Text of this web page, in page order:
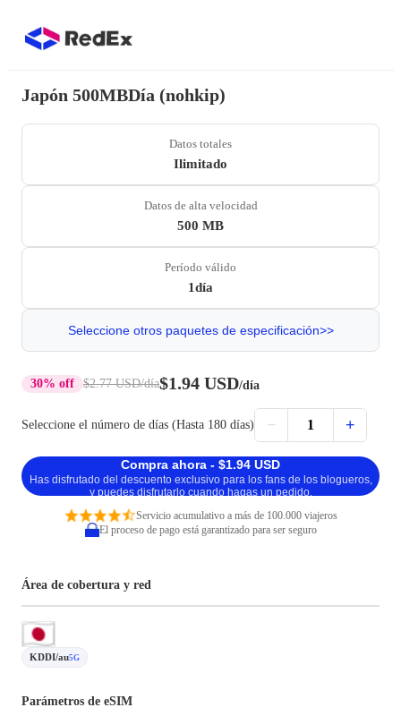
Japón 500MBDía (nohkip)
Datos totales
Ilimitado
Datos de alta velocidad
500 MB
Período válido
1día
Seleccione otros paquetes de especificación>>
30% off $2.77 USD/día$1.94 USD/día
Seleccione el número de días (Hasta 180 días) − 1 +
Compra ahora - $1.94 USD
Has disfrutado del descuento exclusivo para los fans de los blogueros,
y puedes disfrutarlo cuando hagas un pedido.
Servicio acumulativo a más de 100.000 viajeros
El proceso de pago está garantizado para ser seguro
Área de cobertura y red
KDDI/au5G
Parámetros de eSIM